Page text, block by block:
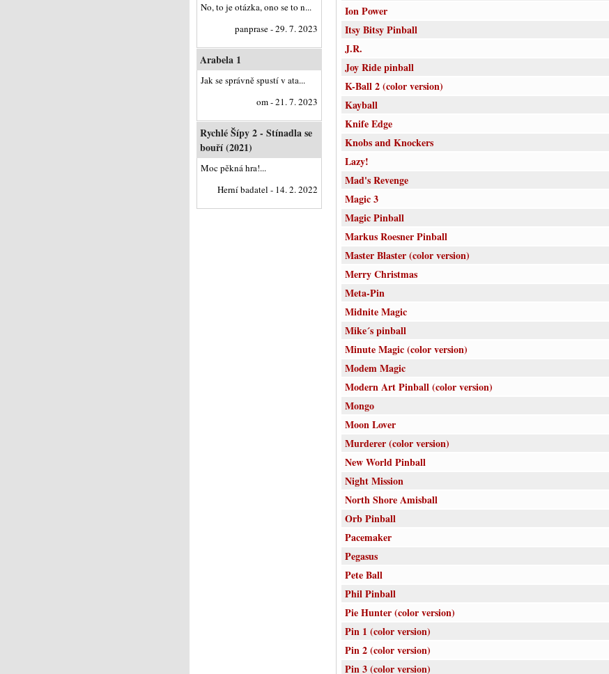
Ion Power
Itsy Bitsy Pinball
J.R.
Joy Ride pinball
K-Ball 2 (color version)
Kayball
Knife Edge
Knobs and Knockers
Lazy!
Mad's Revenge
Magic 3
Magic Pinball
Markus Roesner Pinball
Master Blaster (color version)
Merry Christmas
Meta-Pin
Midnite Magic
Mike´s pinball
Minute Magic (color version)
Modem Magic
Modern Art Pinball (color version)
Mongo
Moon Lover
Murderer (color version)
New World Pinball
Night Mission
North Shore Amisball
Orb Pinball
Pacemaker
Pegasus
Pete Ball
Phil Pinball
Pie Hunter (color version)
Pin 1 (color version)
Pin 2 (color version)
Pin 3 (color version)
No, to je otázka, ono se to n...
panprase - 29. 7. 2023
Arabela 1
Jak se správně spustí v ata...
om - 21. 7. 2023
Rychlé Šípy 2 - Stínadla se
bouří (2021)
Moc pěkná hra!...
Herní badatel - 14. 2. 2022